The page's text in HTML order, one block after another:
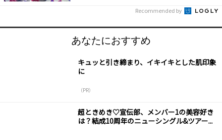
Recommended by
あなたにおすすめ
キュッと引き締まり、イキイキとした肌印象
に
（PR）
超ときめき♡宣伝部、メンバー1の美容好き
は？結成10周年のニューシングル&ツアー...